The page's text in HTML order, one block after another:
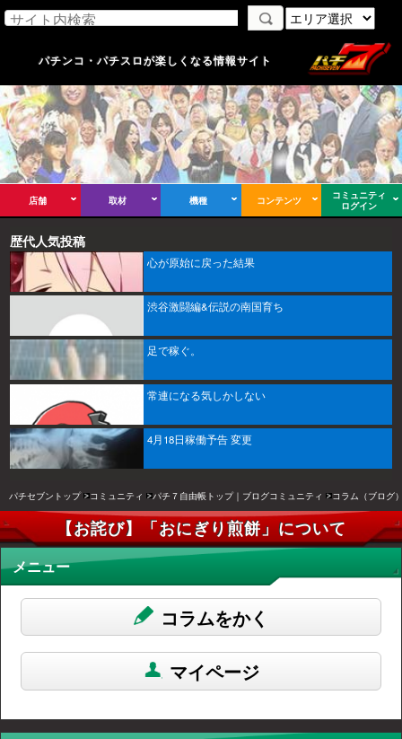
パチンコ・パチスロが楽しくなる情報サイト
店舗 取材 機種 コンテンツ
コミュニティ
ログイン
歴代人気投稿
心が原始に戻った結果
渋谷激闘編&伝説の南国育ち
足で稼ぐ。
常連になる気しかしない
4月18日稼働予告 変更
パチセブントップ コミュニティ パチ７自由帳トップ｜ブログコミュニティ コラム（ブログ
【お詫び】「おにぎり煎餅」について
メニュー
コラムをかく
マイページ